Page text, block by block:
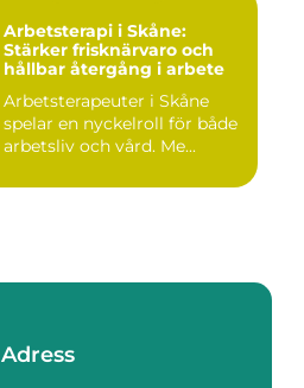
Arbetsterapi i Skåne:
Stärker frisknärvaro och
hållbar återgång i arbete
Arbetsterapeuter i Skåne
spelar en nyckelroll för både
arbetsliv och vård. Me...
Adress